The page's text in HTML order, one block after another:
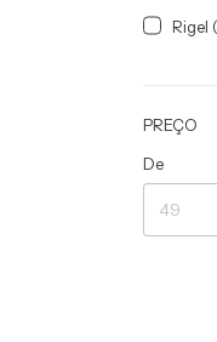
Rigel
PREÇO
De